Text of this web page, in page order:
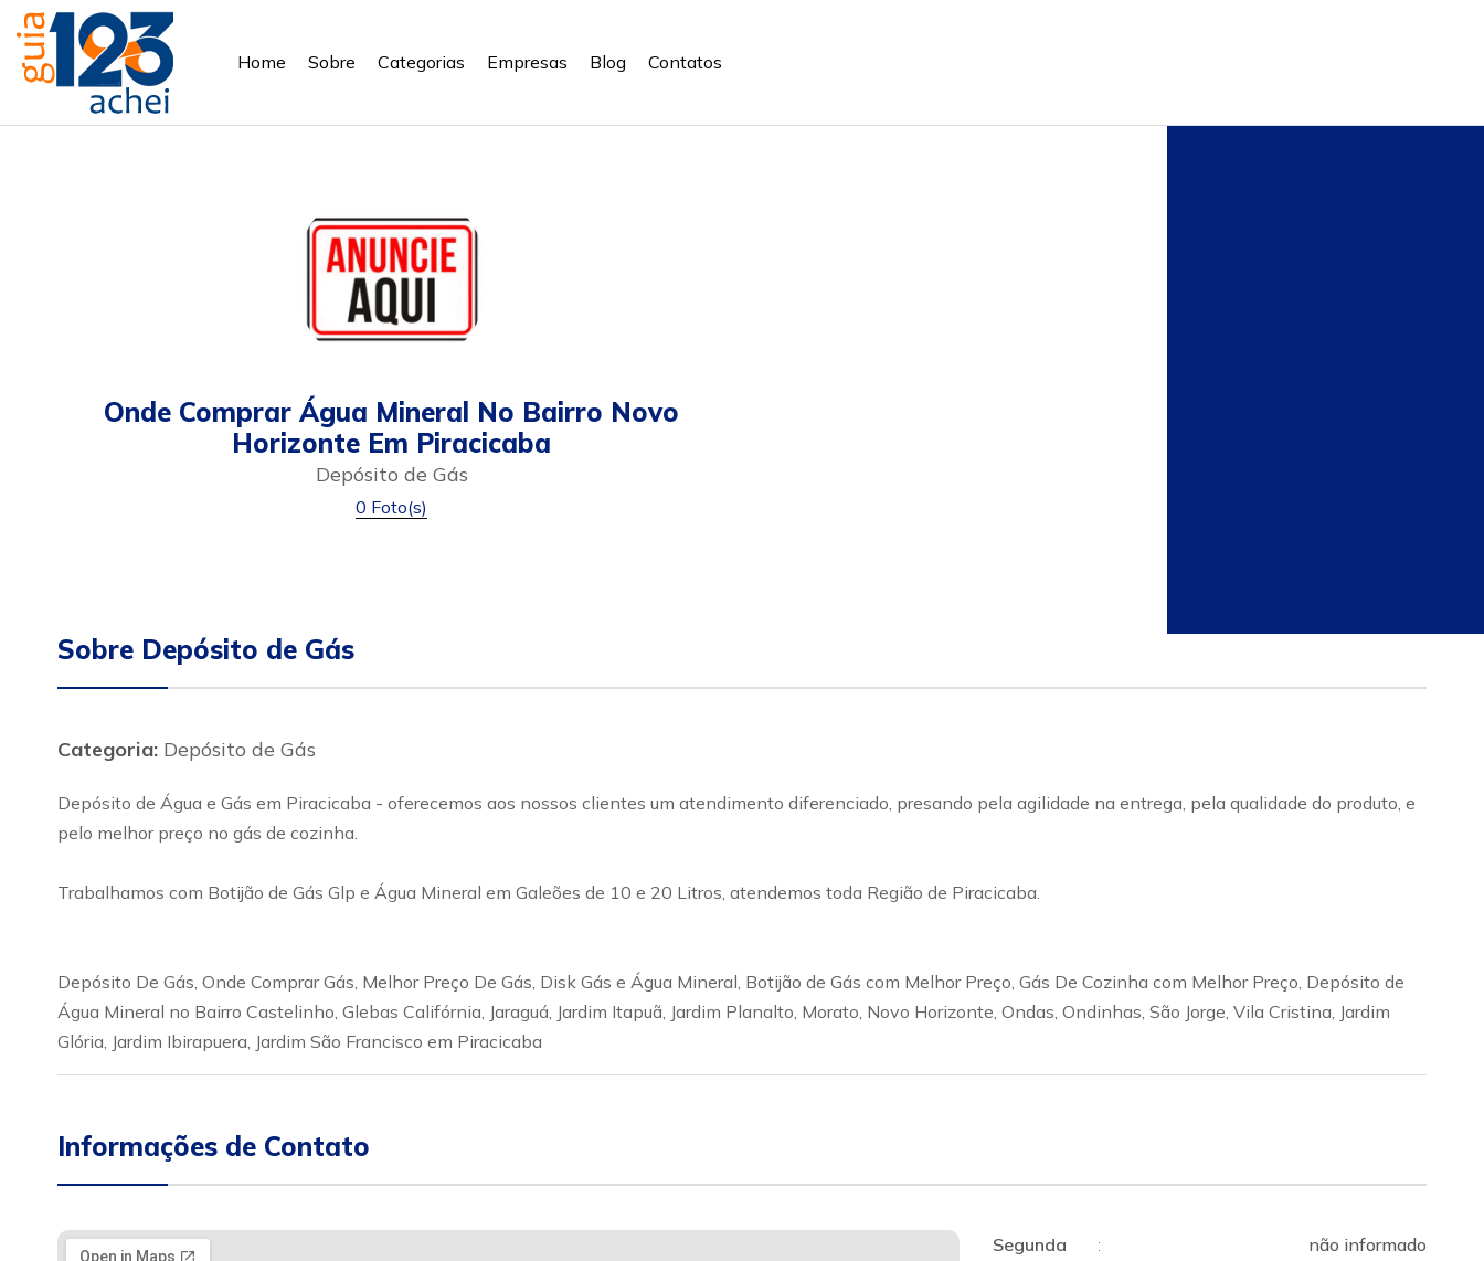
Home Sobre Categorias Empresas Blog Contatos
Onde Comprar Água Mineral No Bairro Novo
Horizonte Em Piracicaba
Depósito de Gás
0 Foto(s)
Sobre Depósito de Gás
Categoria: Depósito de Gás
Depósito de Água e Gás em Piracicaba - oferecemos aos nossos clientes um atendimento diferenciado, presando pela agilidade na entrega, pela qualidade do produto, e
pelo melhor preço no gás de cozinha.
Trabalhamos com Botijão de Gás Glp e Água Mineral em Galeões de 10 e 20 Litros, atendemos toda Região de Piracicaba.
Depósito De Gás, Onde Comprar Gás, Melhor Preço De Gás, Disk Gás e Água Mineral, Botijão de Gás com Melhor Preço, Gás De Cozinha com Melhor Preço, Depósito de
Água Mineral no Bairro Castelinho, Glebas Califórnia, Jaraguá, Jardim Itapuã, Jardim Planalto, Morato, Novo Horizonte, Ondas, Ondinhas, São Jorge, Vila Cristina, Jardim
Glória, Jardim Ibirapuera, Jardim São Francisco em Piracicaba
Informações de Contato
Segunda :
não informado